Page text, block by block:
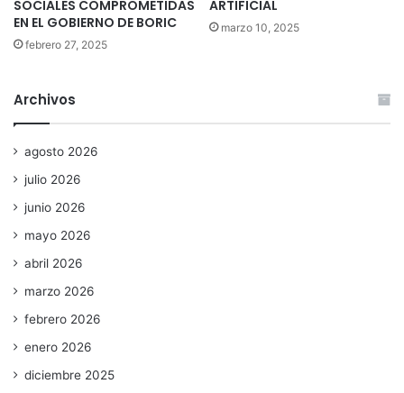
SOCIALES COMPROMETIDAS
EN EL GOBIERNO DE BORIC
febrero 27, 2025
ARTIFICIAL
marzo 10, 2025
Archivos
agosto 2026
julio 2026
junio 2026
mayo 2026
abril 2026
marzo 2026
febrero 2026
enero 2026
diciembre 2025